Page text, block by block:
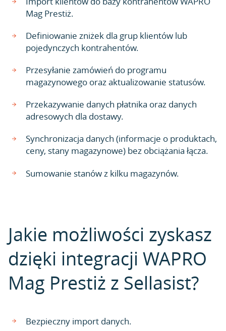
Mag Prestiż.
Definiowanie zniżek dla grup klientów lub
pojedynczych kontrahentów.
Przesyłanie zamówień do programu
magazynowego oraz aktualizowanie statusów.
Przekazywanie danych płatnika oraz danych
adresowych dla dostawy.
Synchronizacja danych (informacje o produktach,
ceny, stany magazynowe) bez obciążania łącza.
Sumowanie stanów z kilku magazynów.
Jakie możliwości zyskasz
dzięki integracji WAPRO
Mag Prestiż z Sellasist?
Bezpieczny import danych.